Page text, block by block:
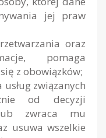
jej praw
oraz
pomaga
z obowiązków;
związanych
od decyzji
zwraca mu
usuwa wszelkie